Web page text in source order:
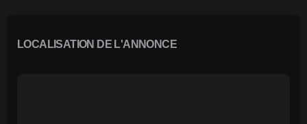
LOCALISATION DE L'ANNONCE